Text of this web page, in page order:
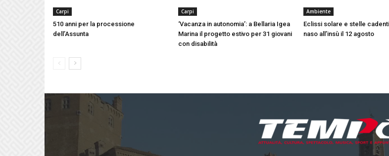
Carpi
510 anni per la processione
dell’Assunta
Carpi
‘Vacanza in autonomia’: a Bellaria Igea
Marina il progetto estivo per 31 giovani
con disabilità
Ambiente
Eclissi solare e stelle
naso all’insù il 12 agosto